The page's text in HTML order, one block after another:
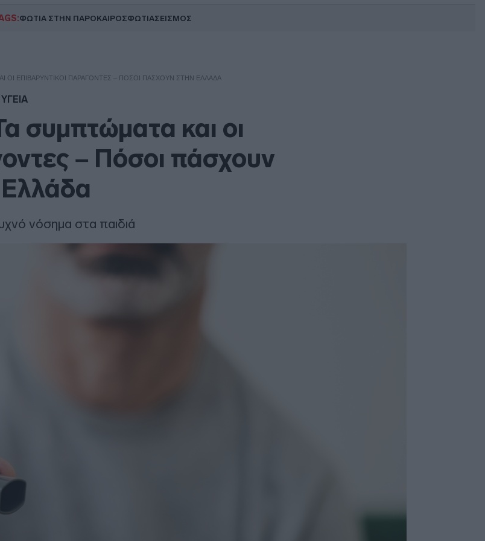
ΦΩΤΙΑ ΣΤΗΝ ΠΑΡΟΚΑΙΡΟΣΦΩΤΙΑΣΕΙΣΜΟΣ
ΟΙ ΕΠΙΒΑΡΥΝΤΙΚΟΊ ΠΑΡΆΓΟΝΤΕΣ – ΠΌΣΟΙ ΠΆΣΧΟΥΝ ΣΤΗΝ ΕΛΛΆΔΑ
ΥΓΕΙΑ
συμπτώματα και οι
– Πόσοι πάσχουν
νόσημα στα παιδιά